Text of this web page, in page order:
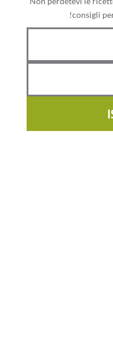
consigli